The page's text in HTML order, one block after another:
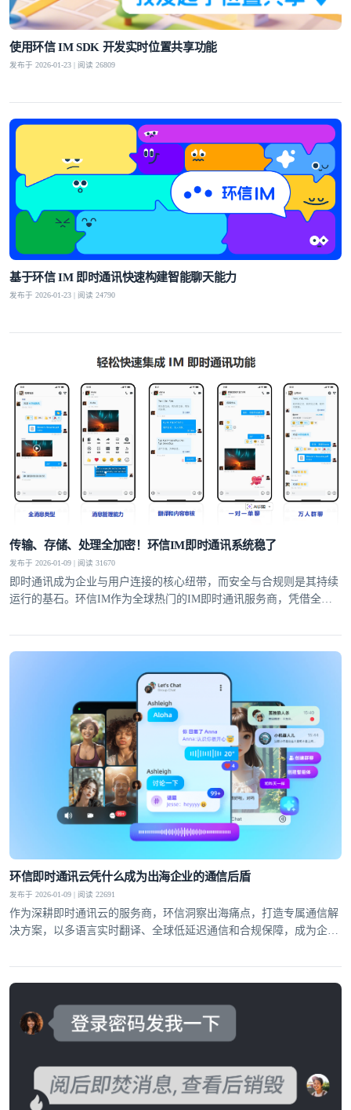
使用环信 IM SDK 开发实时位置共享功能
发布于 2026-01-23 | 阅读 26809
基于环信 IM 即时通讯快速构建智能聊天能力
发布于 2026-01-23 | 阅读 24790
传输、存储、处理全加密！环信IM即时通讯系统稳了
发布于 2026-01-09 | 阅读 31670
即时通讯成为企业与用户连接的核心纽带，而安全与合规则是其持续
运行的基石。环信IM作为全球热门的IM即时通讯服务商，凭借全链
线，成为各行业信赖的选择。
环信即时通讯云凭什么成为出海企业的通信后盾
发布于 2026-01-09 | 阅读 22691
作为深耕即时通讯云的服务商，环信洞察出海痛点，打造专属通信解
决方案，以多语言实时翻译、全球低延迟通信和合规保障，成为企业